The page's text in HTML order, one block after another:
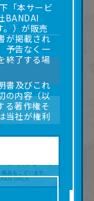
「本サービ
BANDAI
。）が販売
が掲載され
予告なく一
終了する場
書及びこれ
の内容（以
る著作権そ
当社が権利
。
での画像
用（複製、
、出版等
とは禁止